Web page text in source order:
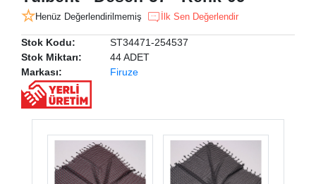
Henüz Değerlendirilmemiş İlk Sen Değerlendir
Stok Kodu:
ST34471-254537
Stok Miktarı:
44 ADET
Markası:
Firuze